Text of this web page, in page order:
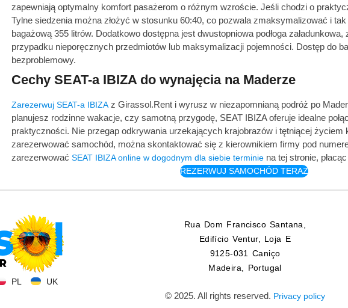
zapewniają optymalny komfort pasażerom o różnym wzroście. Jeśli chodzi o
Tylne siedzenia można złożyć w stosunku 60:40, co pozwala zmaksymalizować i
bagażową 355 litrów. Dodatkowo dostępna jest dwustopniowa podłoga
przypadku nieporęcznych przedmiotów lub maksymalizacji pojemności. Dostęp do
bezproblemowy.
Cechy SEAT-a IBIZA do wynajęcia na Maderze
Zarezerwuj SEAT-a IBIZAz Girassol.Rent i wyrusz w niezapomnianą podróż po
planujesz rodzinne wakacje, czy samotną przygodę, SEAT IBIZA oferuje idealne
praktyczności. Nie przegap odkrywania urzekających krajobrazów i tętniącej życiem
zarezerwować samochód, można skontaktować się z kierownikiem firmy pod
zarezerwować SEAT IBIZA online w dogodnym dla siebie terminiena tej stronie,
REZERWUJ SAMOCHÓD TERAZ
PL UK
Rua Dom Francisco Santana,
Edifício Ventur, Loja E
9125-031 Caniço
Madeira, Portugal
© 2025. All rights reserved. Privacy policy